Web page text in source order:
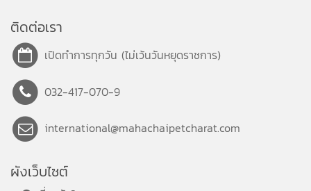
ติดต่อเรา
เปิดทำการทุกวัน (ไม่เว้นวันหยุดราชการ)
032-417-070-9
international@mahachaipetcharat.com
ผังเว็บไซต์